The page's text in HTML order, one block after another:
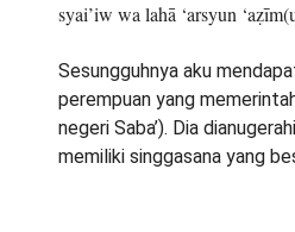
syai’iw wa lahā ‘arsyun
Sesungguhnya aku
perempuan yang
negeri Saba’). Dia
memiliki singgasana yang